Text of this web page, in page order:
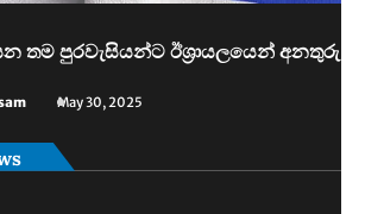
තම පුරවැසියන්ට ඊශ්‍රායලයෙන් අනතුරු
May 30, 2025